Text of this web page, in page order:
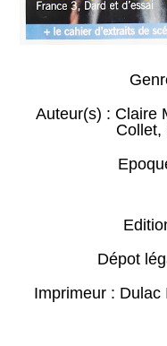
Auteur(s) : Claire
Collet,
Dépot
Imprimeur : Dulac